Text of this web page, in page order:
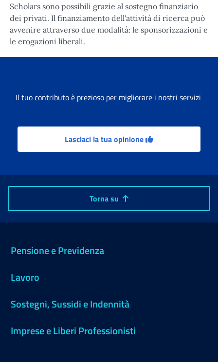
Scholars sono possibili grazie al sostegno finanziario
dei privati. Il finanziamento dell'attività di ricerca può
avvenire attraverso due modalità: le sponsorizzazioni e
le erogazioni liberali.
Il tuo contributo è prezioso per migliorare i nostri servizi
Lasciaci la tua opinione
Torna su
Pensione e Previdenza
Lavoro
Sostegni, Sussidi e Indennità
Imprese e Liberi Professionisti